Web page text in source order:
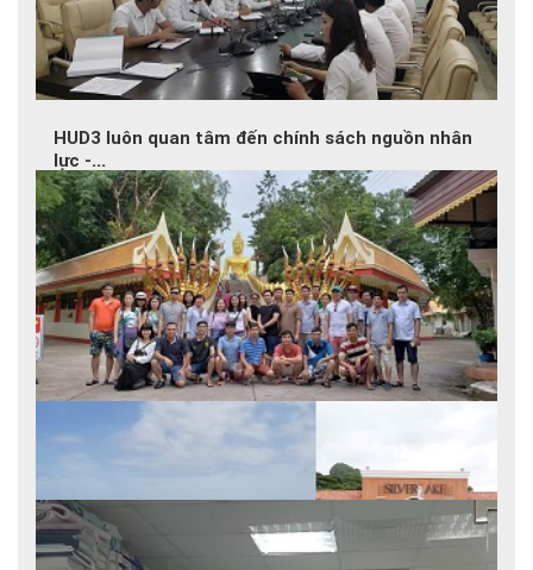
HUD3 luôn quan tâm đến chính sách nguồn nhân
lực -...
2018-09-07
Con người là chìa khóa của thành công – Nguồn nhân...